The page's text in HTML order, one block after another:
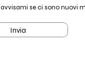
avvisami se ci sono nuovi
Invia